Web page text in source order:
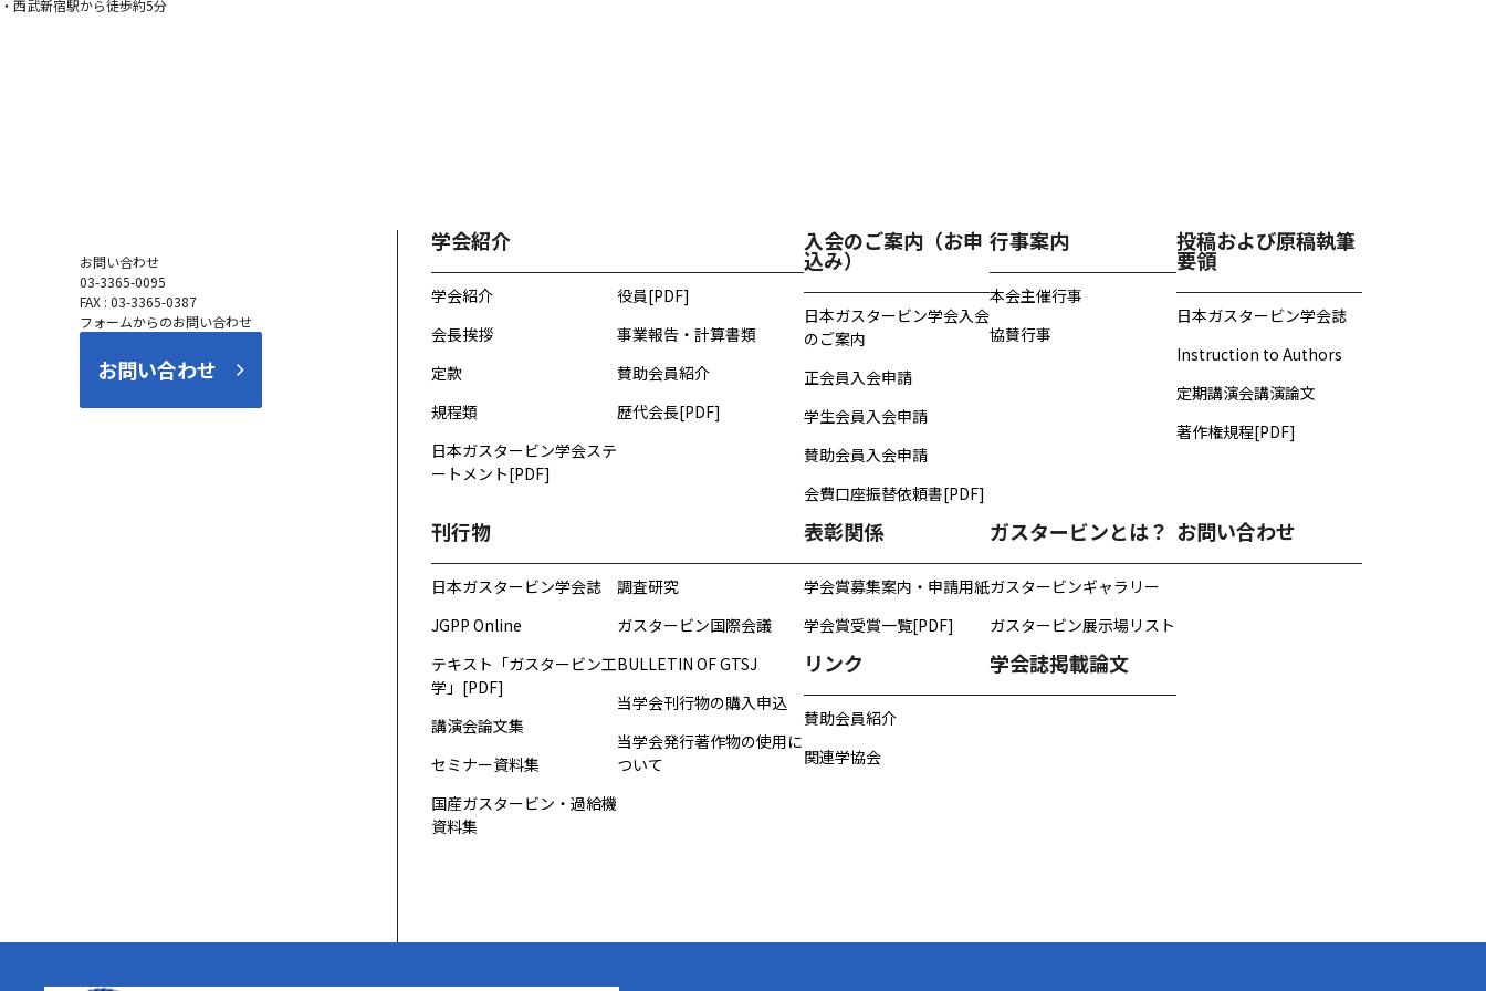
・西武新宿駅から徒歩約5分
お問い合わせ
03-3365-0095
FAX : 03-3365-0387
フォームからのお問い合わせ
お問い合わせ
学会紹介
学会紹介
会長挨拶
定款
規程類
日本ガスタービン学会ステ
ートメント[PDF]
役員[PDF]
事業報告・計算書類
賛助会員紹介
歴代会長[PDF]
入会のご案内（お申
込み）
日本ガスタービン学会入会
のご案内
正会員入会申請
学生会員入会申請
賛助会員入会申請
会費口座振替依頼書[PDF]
行事案内
本会主催行事
協賛行事
投稿および原稿執筆
要領
日本ガスタービン学会誌
Instruction to Authors
定期講演会講演論文
著作権規程[PDF]
刊行物
日本ガスタービン学会誌
JGPP Online
テキスト「ガスタービン工
学」[PDF]
講演会論文集
セミナー資料集
国産ガスタービン・過給機
資料集
調査研究
ガスタービン国際会議
BULLETIN OF GTSJ
当学会刊行物の購入申込
当学会発行著作物の使用に
ついて
表彰関係
学会賞募集案内・申請用紙
学会賞受賞一覧[PDF]
リンク
賛助会員紹介
関連学協会
ガスタービンとは？
ガスタービンギャラリー
ガスタービン展示場リスト
学会誌掲載論文
お問い合わせ